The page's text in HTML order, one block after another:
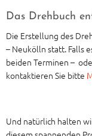
Das Drehbuch
Die Erstellung des
– Neukölln statt. Falls
beiden Terminen –
kontaktieren Sie bitte
Und natürlich halten